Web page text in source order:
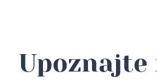
Upoznajte